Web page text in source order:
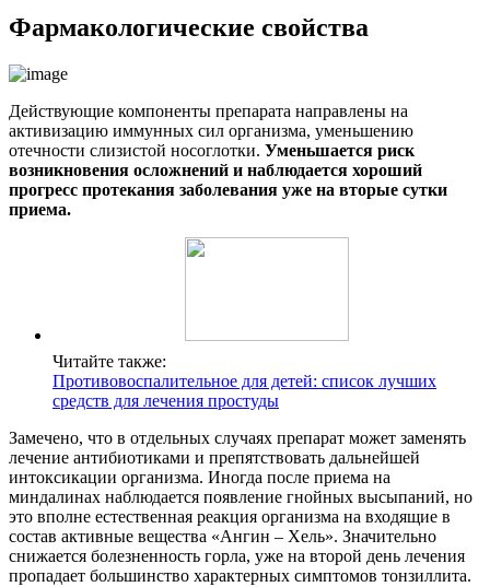
Фармакологические свойства
Действующие компоненты препарата направлены на
активизацию иммунных сил организма, уменьшению
отечности слизистой носоглотки. Уменьшается риск
возникновения осложнений и наблюдается хороший
прогресс протекания заболевания уже на вторые сутки
приема.
Читайте также:
Противовоспалительное для детей: список лучших
средств для лечения простуды
Замечено, что в отдельных случаях препарат может заменять
лечение антибиотиками и препятствовать дальнейшей
интоксикации организма. Иногда после приема на
миндалинах наблюдается появление гнойных высыпаний, но
это вполне естественная реакция организма на входящие в
состав активные вещества «Ангин – Хель». Значительно
снижается болезненность горла, уже на второй день лечения
пропадает большинство характерных симптомов тонзиллита.